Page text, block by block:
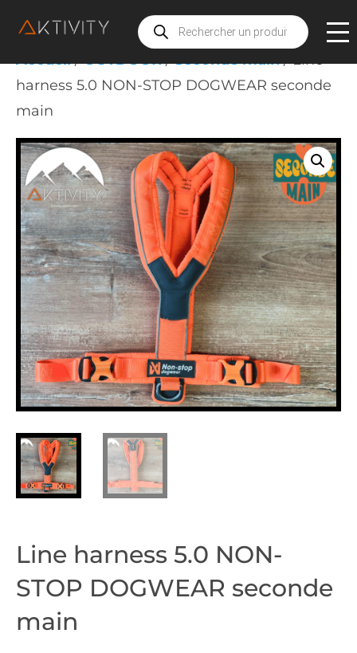
Recherche
de
produits
harness 5.0 NON-STOP DOGWEAR seconde
main
Line harness 5.0 NON-
STOP DOGWEAR seconde
main